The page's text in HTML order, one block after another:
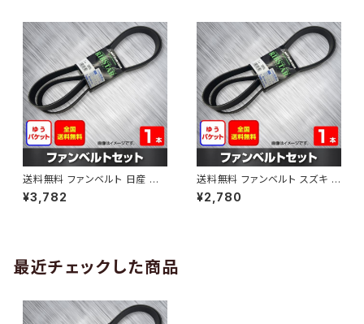
送料無料 ファンベルト 日産 キ
ューブ 型式Z12 H20.11～H24.
10 （国内トップメーカー） 1本 H
¥3,782
送料無料 ファンベルト スズキ ワ
ゴンR 型式MH34S H24.09～
H29.02 （国内トップメーカー）
¥2,780
最近チェックした商品